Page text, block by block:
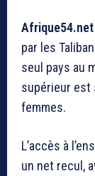
Afrique54.net
par les
seul pays au
supérieur est
femmes.
L’accès à
un net recul,